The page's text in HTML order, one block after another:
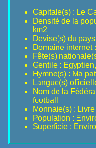
Capitale(s) : Le
Densité de la
km2
Devise(s) du
Domaine internet
Fête(s)
Gentile :
Hymne(s) : Ma
Langue(s)
Nom de la
football
Monnaie(s) :
Population :
Superficie :